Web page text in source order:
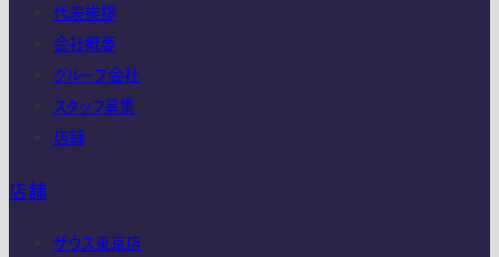
代表挨拶
会社概要
グループ会社
スタッフ募集
店舗
店舗
ザウス東京店